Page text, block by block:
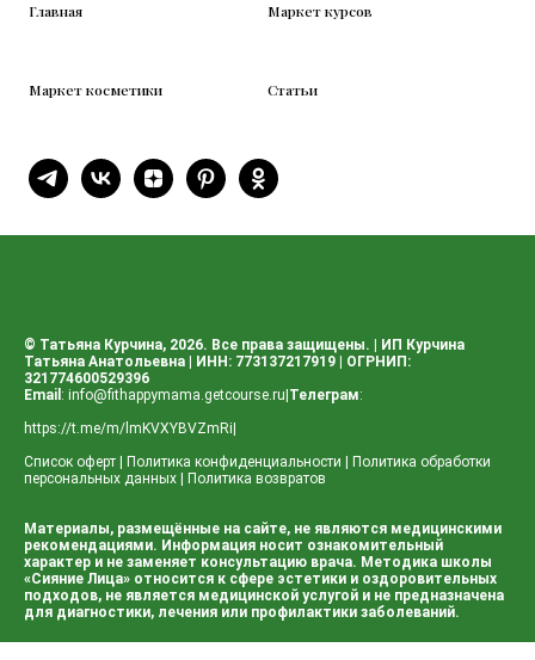
Главная Маркет курсов
Маркет косметики Статьи
© Татьяна Курчина, 2026. Все права защищены. | ИП Курчина
Татьяна Анатольевна | ИНН: 773137217919 | ОГРНИП:
321774600529396
Email : info@fithappymama.getcourse.ru Телеграм:
https://t.me/m/lmKVXYBVZmRi
Список оферт
Политика конфиденциальности
Политика обработки
персональных данных
Политика возвратов
Материалы, размещённые на сайте, не являются медицинскими
рекомендациями. Информация носит ознакомительный
характер и не заменяет консультацию врача. Методика школы
«Сияние Лица» относится к сфере эстетики и оздоровительных
подходов, не является медицинской услугой и не предназначена
для диагностики, лечения или профилактики заболеваний.